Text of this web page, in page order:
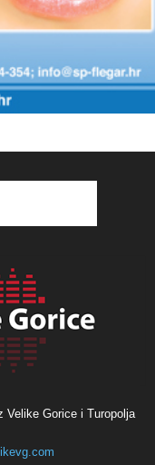
Velike Gorice i Turopolja